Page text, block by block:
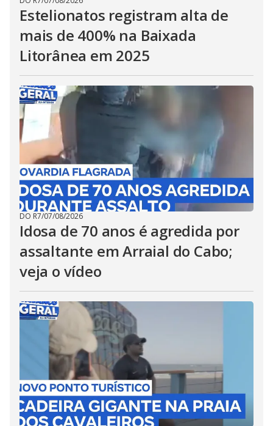
Estelionatos registram alta de
mais de 400% na Baixada
Litorânea em 2025
DO R7/07/08/2026
Idosa de 70 anos é agredida por
assaltante em Arraial do Cabo;
veja o vídeo